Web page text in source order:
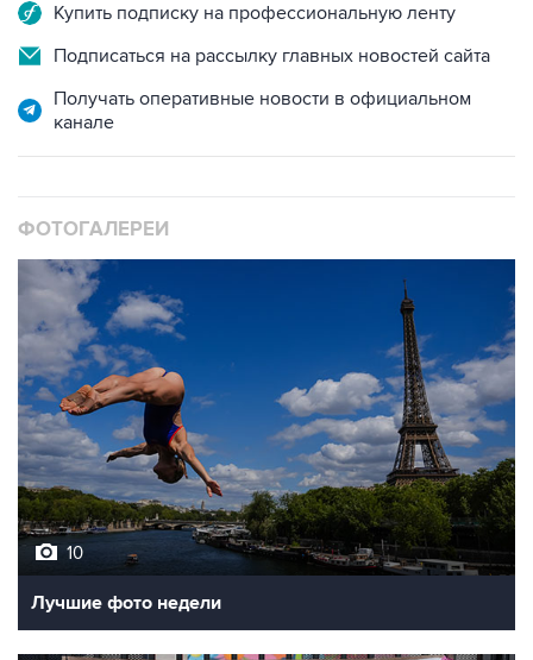
Купить подписку на профессиональную ленту
Подписаться на рассылку главных новостей сайта
Получать оперативные новости в официальном
канале
ФОТОГАЛЕРЕИ
10
Лучшие фото недели